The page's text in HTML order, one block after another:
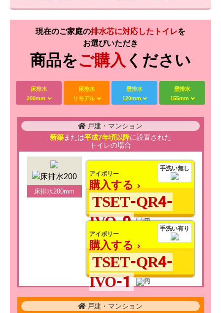
現在のご家庭の排水芯に対応したトイレを
お選びいただき
商品をご購入 ください
床排水
200mm
床排水
リモデル
壁排水
120mm
壁排水
155mm
戸建・マンション
新築または平成7年頃以降に設置された
トイレの場合
床排水200mm
手洗い無し
アイボリー
購入する
TSET-QR4-
IVO-0
手洗い有り
アイボリー
購入する
TSET-QR4-
IVO-1
戸建・マンション